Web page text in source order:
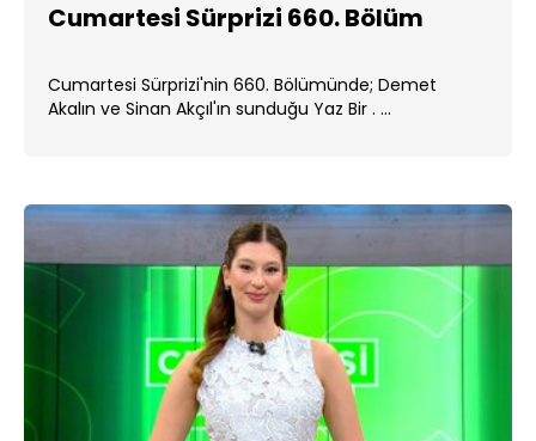
Cumartesi Sürprizi 660. Bölüm
Cumartesi Sürprizi'nin 660. Bölümünde; Demet
Akalın ve Sinan Akçıl'ın sunduğu Yaz Bir . ...